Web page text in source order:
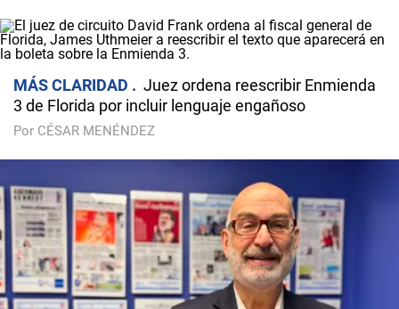
MÁS CLARIDAD
Juez ordena reescribir Enmienda
3 de Florida por incluir lenguaje engañoso
Por CÉSAR MENÉNDEZ